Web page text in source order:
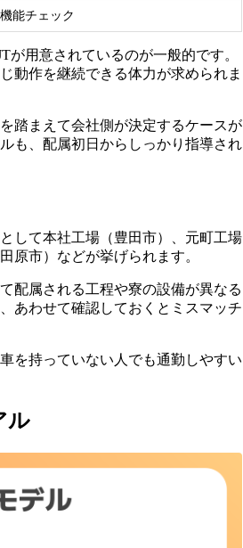
能チェック
用意されているのが一般的です。
動作を継続できる体力が求められま
踏まえて会社側が決定するケースが
も、配属初日からしっかり指導され
して本社工場（豊田市）、元町工場
原市）などが挙げられます。
配属される工程や寮の設備が異なる
あわせて確認しておくとミスマッチ
を持っていない人でも通勤しやすい
ル